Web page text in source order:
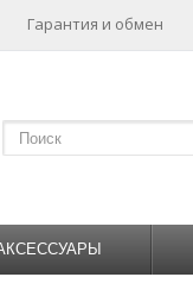
Гарантия и обмен